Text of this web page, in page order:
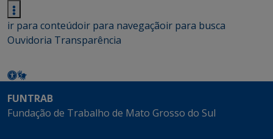
ir para conteúdoir para navegaçãoir para busca
Ouvidoria Transparência
FUNTRAB
Fundação de Trabalho de Mato Grosso do Sul